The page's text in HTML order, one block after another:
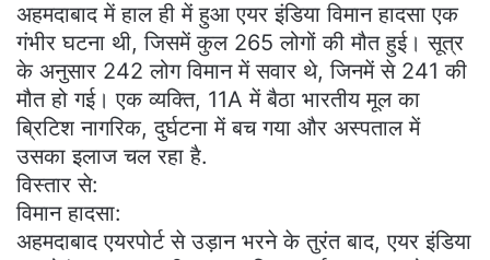
अहमदाबाद में हाल ही में हुआ एयर इंडिया विमान हादसा एक
गंभीर घटना थी, जिसमें कुल 265 लोगों की मौत हुई। सूत्र
के अनुसार 242 लोग विमान में सवार थे, जिनमें से 241 की
मौत हो गई। एक व्यक्ति, 11A में बैठा भारतीय मूल का
ब्रिटिश नागरिक, दुर्घटना में बच गया और अस्पताल में
उसका इलाज चल रहा है.
विस्तार से:
विमान हादसा:
अहमदाबाद एयरपोर्ट से उड़ान भरने के तुरंत बाद, एयर इंडिया